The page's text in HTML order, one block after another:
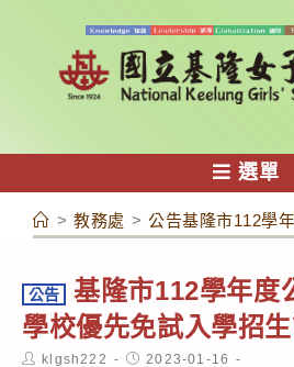
容
選單
> 教務處 > 公告基隆市112學
公告
基隆市112學年度
學校優先免試入學招
Postklgsh222
Post2023-01-16